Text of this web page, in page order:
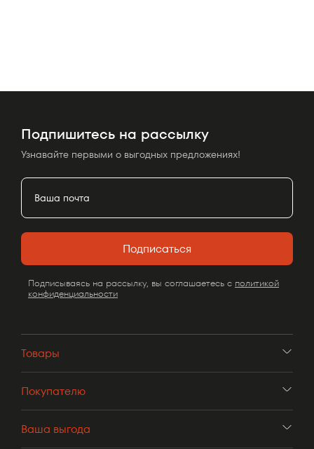
Подпишитесь на рассылку
Узнавайте первыми о выгодных предложениях!
Подписаться
Подписываясь на рассылку, вы соглашаетесь с политикой
конфиденциальности
Товары
Покупателю
Ваша выгода